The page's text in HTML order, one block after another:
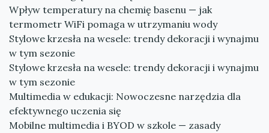
Wpływ temperatury na chemię basenu — jak
termometr WiFi pomaga w utrzymaniu wody
Stylowe krzesła na wesele: trendy dekoracji i wynajmu
w tym sezonie
Stylowe krzesła na wesele: trendy dekoracji i wynajmu
w tym sezonie
Multimedia w edukacji: Nowoczesne narzędzia dla
efektywnego uczenia się
Mobilne multimedia i BYOD w szkole — zasady